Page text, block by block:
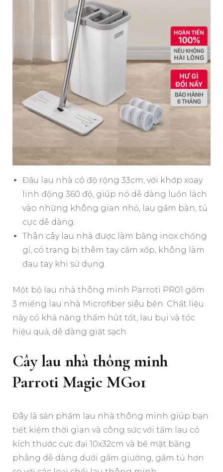
Đầu lau nhà có độ rộng 33cm, với khớp xoay
linh động 360 độ, giúp nó dễ dàng luồn lách
vào những không gian nhỏ, lau gầm bàn, tủ
cực dễ dàng.
Thân cây lau nhà được làm bằng inox chống
gỉ, có trang bị thêm tay cầm xốp, không làm
đau tay khi sử dụng.
Một bộ lau nhà thông minh Parroti PR01 gồm
3 miếng lau nhà Microfiber siêu bền. Chất liệu
này có khả năng thấm hút tốt, lau bụi và tóc
hiệu quả, dễ dàng giặt sạch.
Cây lau nhà thông minh
Parroti Magic MG01
Đây là sản phẩm lau nhà thông minh giúp bạn
tiết kiệm thời gian và công sức với tấm lau có
kích thước cực đại 10x32cm và bề mặt bằng
phẳng dễ dàng dưới gầm giường, gầm tủ hơn